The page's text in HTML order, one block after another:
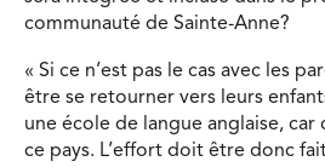
communauté de Sainte-Anne?
« Si ce n’est pas le cas avec les
être se retourner vers leurs
une école de langue anglaise, car
ce pays. L’effort doit être donc